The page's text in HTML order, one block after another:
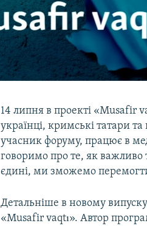
14 липня в проекті «Musafir
українці, кримські татари та
учасник форуму, працює в
говоримо про те, як
єдині, ми зможемо
Детальніше в новому
«Musafir vaqtı». Автор